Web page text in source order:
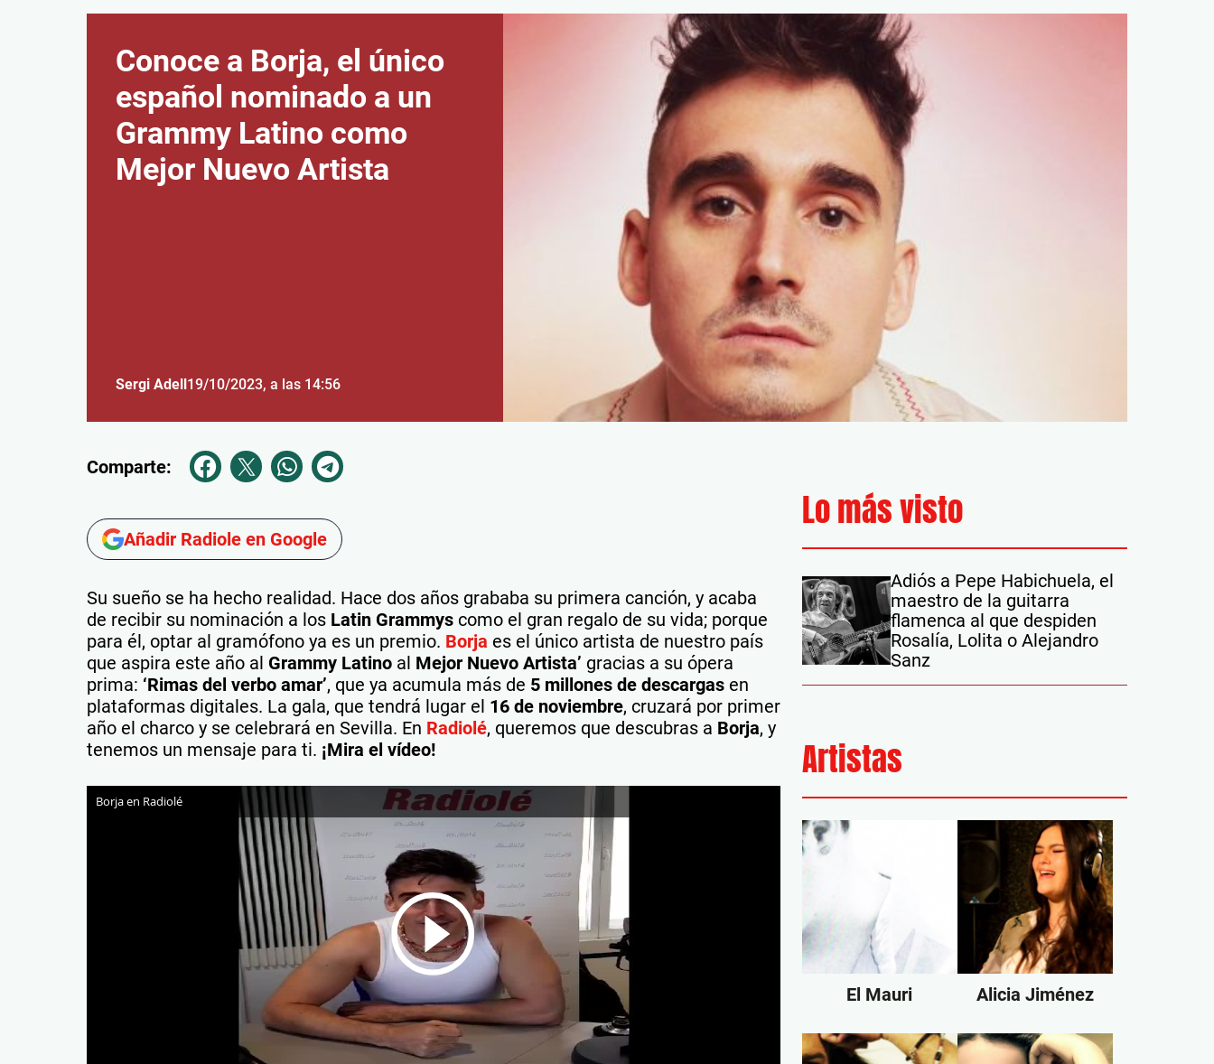
Conoce a Borja, el único
español nominado a un
Grammy Latino como
Mejor Nuevo Artista
Sergi Adell19/10/2023, a las 14:56
Comparte:
Añadir Radiole en Google
Su sueño se ha hecho realidad. Hace dos años grababa su primera canción, y acaba
de recibir su nominación a los Latin Grammys como el gran regalo de su vida; porque
para él, optar al gramófono ya es un premio. Borja es el único artista de nuestro país
que aspira este año al Grammy Latino al Mejor Nuevo Artista’ gracias a su ópera
prima: ‘Rimas del verbo amar’, que ya acumula más de 5 millones de descargas en
plataformas digitales. La gala, que tendrá lugar el 16 de noviembre, cruzará por primer
año el charco y se celebrará en Sevilla. En Radiolé, queremos que descubras a Borja, y
tenemos un mensaje para ti. ¡Mira el vídeo!
Lo más visto
Adiós a Pepe Habichuela, el
maestro de la guitarra
flamenca al que despiden
Rosalía, Lolita o Alejandro
Sanz
Artistas
El Mauri Alicia Jiménez